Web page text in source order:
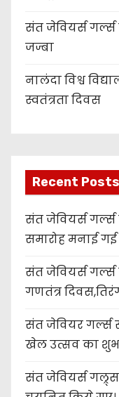
संत जेवियर्स गर्ल्स
जज्बा
नालंदा विश्व
स्वतंत्रता दिवस
Recent Posts
संत जेवियर्स
समारोह मनाई गई
संत जेवियर्स
गणतंत्र
संत जेवियर गर्ल्स
खेल उत्सव का
संत जेवियर्स